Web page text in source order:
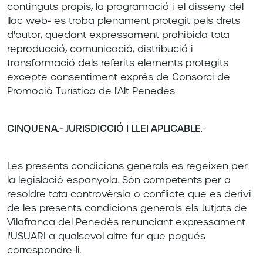
continguts propis, la programació i el disseny del
lloc web- es troba plenament protegit pels drets
d'autor, quedant expressament prohibida tota
reproducció, comunicació, distribució i
transformació dels referits elements protegits
excepte consentiment exprés de Consorci de
Promoció Turística de l'Alt Penedès
CINQUENA.- JURISDICCIÓ I LLEI APLICABLE.-
Les presents condicions generals es regeixen per
la legislació espanyola. Són competents per a
resoldre tota controvèrsia o conflicte que es derivi
de les presents condicions generals els Jutjats de
Vilafranca del Penedès renunciant expressament
l'USUARI a qualsevol altre fur que pogués
correspondre-li.